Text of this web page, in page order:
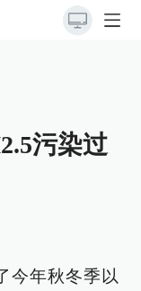
污染过
今年秋冬季以